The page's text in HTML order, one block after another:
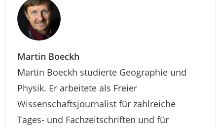
Martin Boeckh
Martin Boeckh studierte Geographie und
Physik. Er arbeitete als Freier
Wissenschaftsjournalist für zahlreiche
Tages- und Fachzeitschriften und für